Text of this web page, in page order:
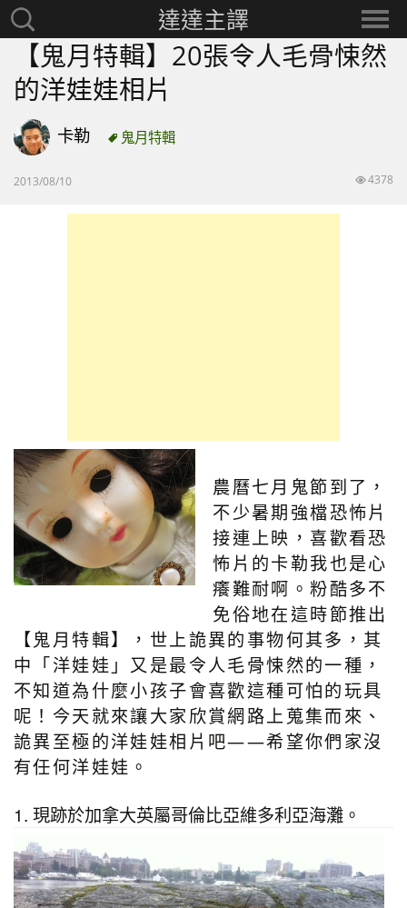
搜
尋：
達達主譯
選
擇
分
【鬼月特輯】20張令人毛骨悚然
的洋娃娃相片
卡勒 鬼月特輯
2013/08/10 4378
農曆七月鬼節到了，
不少暑期強檔恐怖片
接連上映，喜歡看恐
怖片的卡勒我也是心
癢難耐啊。粉酷多不
免俗地在這時節推出
【鬼月特輯】，世上詭異的事物何其多，其
中「洋娃娃」又是最令人毛骨悚然的一種，
不知道為什麼小孩子會喜歡這種可怕的玩具
呢！今天就來讓大家欣賞網路上蒐集而來、
詭異至極的洋娃娃相片吧——希望你們家沒
有任何洋娃娃。
1. 現跡於加拿大英屬哥倫比亞維多利亞海灘。